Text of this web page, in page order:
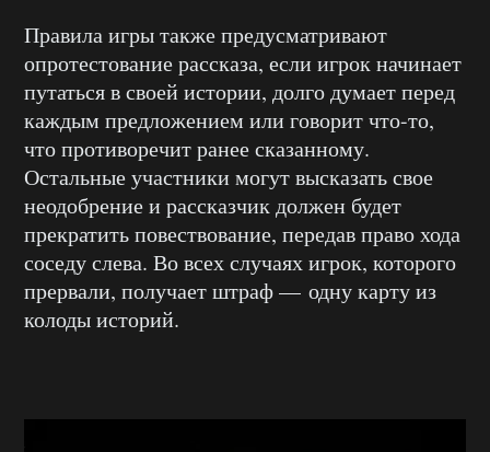
Правила игры также предусматривают
опротестование рассказа, если игрок начинает
путаться в своей истории, долго думает перед
каждым предложением или говорит что-то,
что противоречит ранее сказанному.
Остальные участники могут высказать свое
неодобрение и рассказчик должен будет
прекратить повествование, передав право хода
соседу слева. Во всех случаях игрок, которого
прервали, получает штраф — одну карту из
колоды историй.